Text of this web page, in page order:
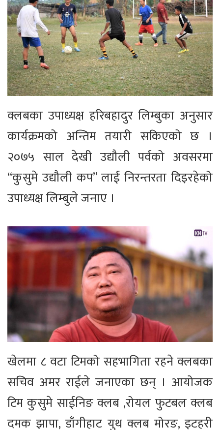
क्लबका उपाध्यक्ष हरिबहादुर लिम्बुका अनुसार
कार्यक्रमको अन्तिम तयारी सकिएको छ ।
२०७५ साल देखी उद्यौली पर्वको अवसरमा
“कुसुमे उद्यौली कप” लाई निरन्तरता दिइरहेको
उपाध्यक्ष लिम्बुले जनाए ।
खेलमा ८ वटा टिमको सहभागिता रहने क्लबका
सचिव अमर राईले जनाएका छन् । आयोजक
टिम कुसुमे साईनिङ क्लब ,रोयल फुटबल क्लब
दमक झापा, डाँगीहाट युथ क्लब मोरङ, इटहरी